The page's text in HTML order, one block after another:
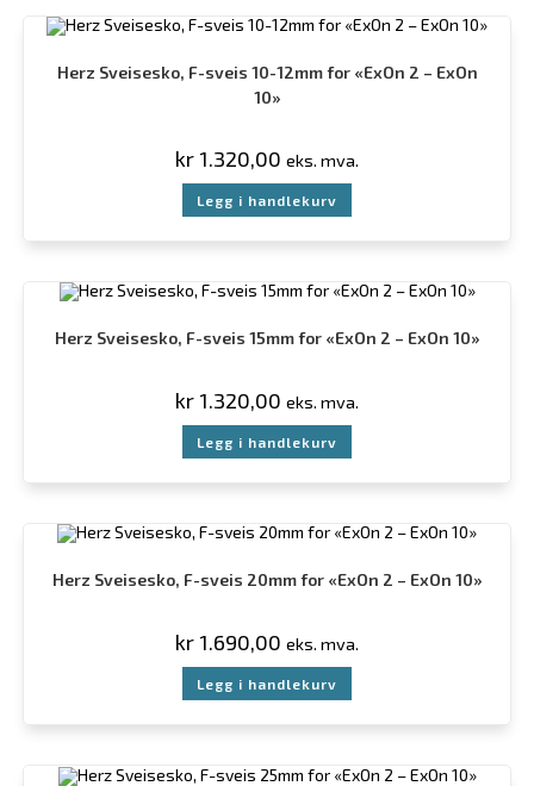
Herz Sveisesko, F-sveis 10-12mm for «ExOn 2 – ExOn
10»
kr 1.320,00 eks. mva.
Legg i handlekurv
Herz Sveisesko, F-sveis 15mm for «ExOn 2 – ExOn 10»
kr 1.320,00 eks. mva.
Legg i handlekurv
Herz Sveisesko, F-sveis 20mm for «ExOn 2 – ExOn 10»
kr 1.690,00 eks. mva.
Legg i handlekurv